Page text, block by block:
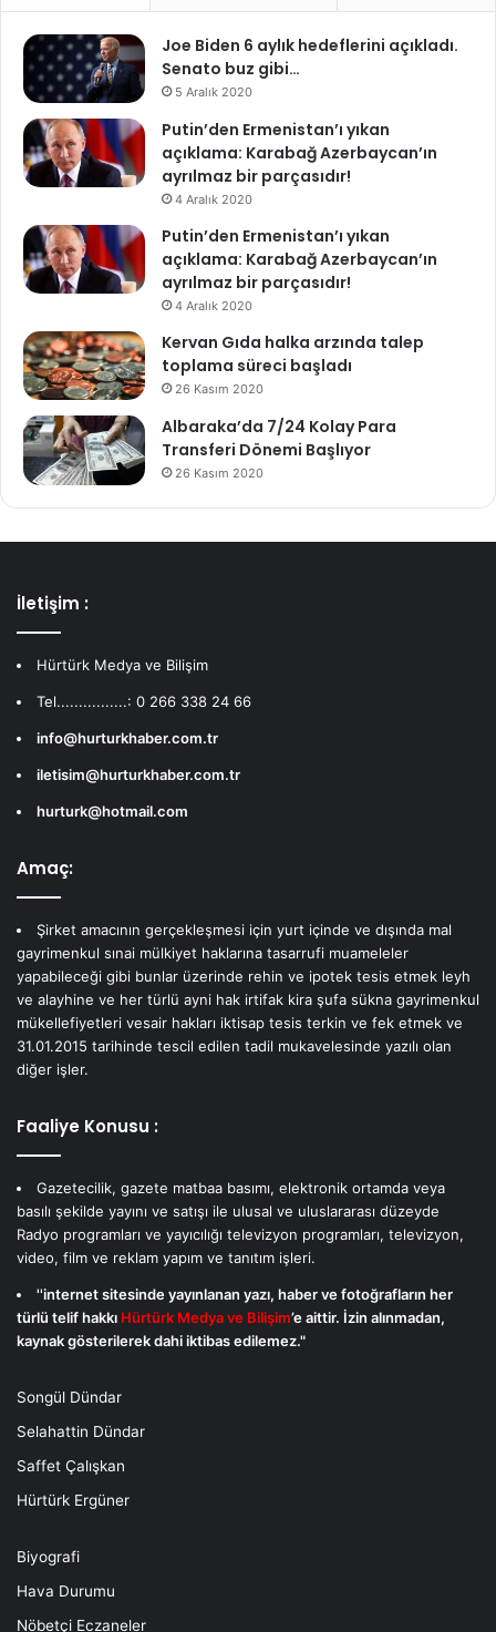
Joe Biden 6 aylık hedeflerini açıkladı.
Senato buz gibi…
5 Aralık 2020
Putin’den Ermenistan’ı yıkan
açıklama: Karabağ Azerbaycan’ın
ayrılmaz bir parçasıdır!
4 Aralık 2020
Putin’den Ermenistan’ı yıkan
açıklama: Karabağ Azerbaycan’ın
ayrılmaz bir parçasıdır!
4 Aralık 2020
Kervan Gıda halka arzında talep
toplama süreci başladı
26 Kasım 2020
Albaraka’da 7/24 Kolay Para
Transferi Dönemi Başlıyor
26 Kasım 2020
İletişim :
Hürtürk Medya ve Bilişim
Tel................: 0 266 338 24 66
info@hurturkhaber.com.tr
iletisim@hurturkhaber.com.tr
hurturk@hotmail.com
Amaç:
Şirket amacının gerçekleşmesi için yurt içinde ve dışında mal
gayrimenkul sınai mülkiyet haklarına tasarrufi muameleler
yapabileceği gibi bunlar üzerinde rehin ve ipotek tesis etmek leyh
ve alayhine ve her türlü ayni hak irtifak kira şufa sükna gayrimenkul
mükellefiyetleri vesair hakları iktisap tesis terkin ve fek etmek ve
31.01.2015 tarihinde tescil edilen tadil mukavelesinde yazılı olan
diğer işler.
Faaliye Konusu :
Gazetecilik, gazete matbaa basımı, elektronik ortamda veya
basılı şekilde yayını ve satışı ile ulusal ve uluslararası düzeyde
Radyo programları ve yayıcılığı televizyon programları, televizyon,
video, film ve reklam yapım ve tanıtım işleri.
''internet sitesinde yayınlanan yazı, haber ve fotoğrafların her
türlü telif hakkı Hürtürk Medya ve Bilişim’e aittir. İzin alınmadan,
kaynak gösterilerek dahi iktibas edilemez."
Songül Dündar
Selahattin Dündar
Saffet Çalışkan
Hürtürk Ergüner
Biyografi
Hava Durumu
Nöbetçi Eczaneler